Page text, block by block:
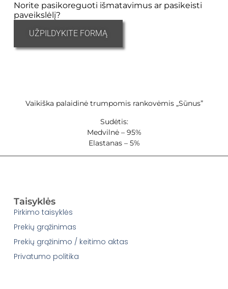
Vaikiška palaidinė trumpomis rankovėmis „Sūnus”
Sudėtis:
Medvilnė – 95%
Elastanas – 5%
Norite pasikoreguoti išmatavimus ar pasikeisti
paveikslėlį?
UŽPILDYKITE FORMĄ
Taisyklės
Pirkimo taisyklės
Prekių grąžinimas
Prekių grąžinimo / keitimo aktas
Privatumo politika